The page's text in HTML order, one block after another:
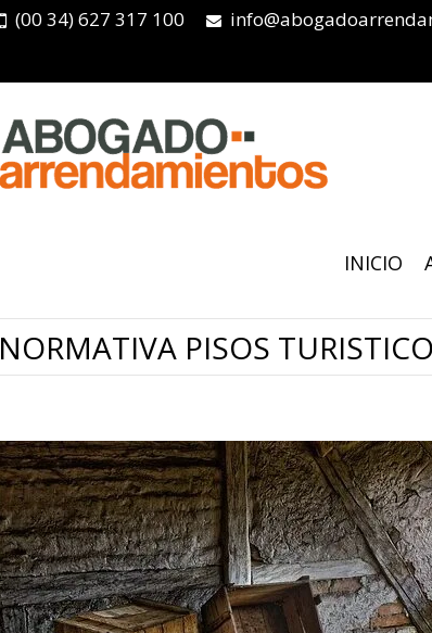
(00 34) 627 317 100
INICIO
NORMATIVA PISOS